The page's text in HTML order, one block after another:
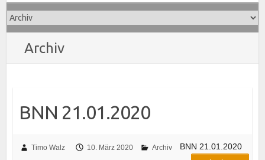
Archiv
BNN 21.01.2020
Timo Walz 10. März 2020 Archiv
BNN 21.01.2020